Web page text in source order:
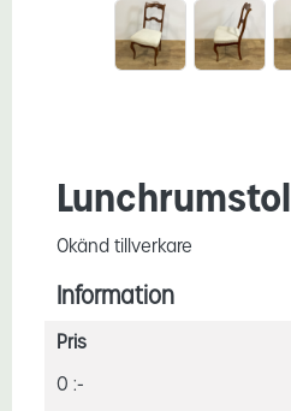
Lunchrumstol
Okänd tillverkare
Information
Pris
0 :-